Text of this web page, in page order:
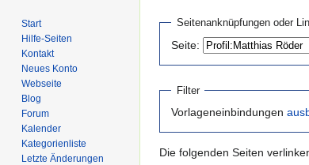
Navigation
springen
springen
Seitenanknüpfungen oder
Seite:
Filter
Vorlageneinbindungen
Die folgenden Seiten
Start
Hilfe-Seiten
Kontakt
Neues Konto
Webseite
Blog
Forum
Kalender
Kategorienliste
Letzte Änderungen